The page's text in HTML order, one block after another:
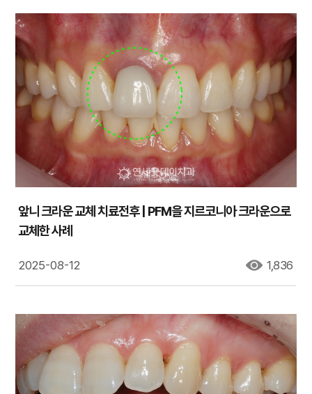
앞니 크라운 교체 치료전후 | PFM을 지르코니아 크라운으로
교체한 사례
2025-08-12 1,836